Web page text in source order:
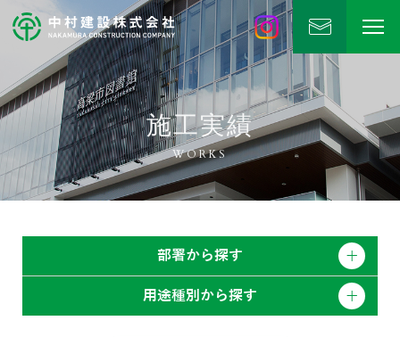
中村建設
公式Instagram
施工実績
WORKS
部署から探す
用途種別から探す